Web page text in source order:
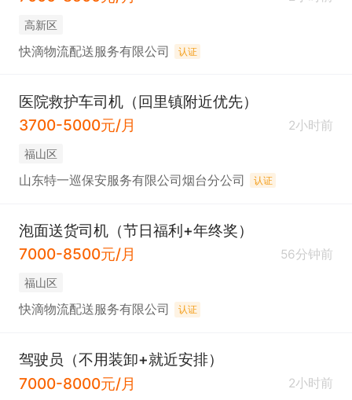
高新区
快滴物流配送服务有限公司 认证
医院救护车司机（回里镇附近优先）
3700-5000元/月
2小时前
福山区
山东特一巡保安服务有限公司烟台分公司 认证
泡面送货司机（节日福利+年终奖）
7000-8500元/月
56分钟前
福山区
快滴物流配送服务有限公司 认证
驾驶员（不用装卸+就近安排）
7000-8000元/月
2小时前